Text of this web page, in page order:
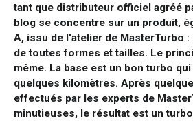
tant que distributeur officiel agréé
blog se concentre sur un produit,
A, issu de l'atelier de MasterTurbo :
de toutes formes et tailles. Le
même. La base est un bon turbo
quelques kilomètres. Après
effectués par les experts de
minutieuses, le résultat est un